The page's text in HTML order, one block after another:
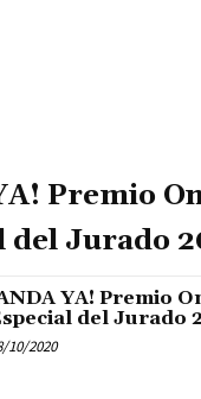
Premio
del Jurado
YA! Premio
del Jurado
10/2020